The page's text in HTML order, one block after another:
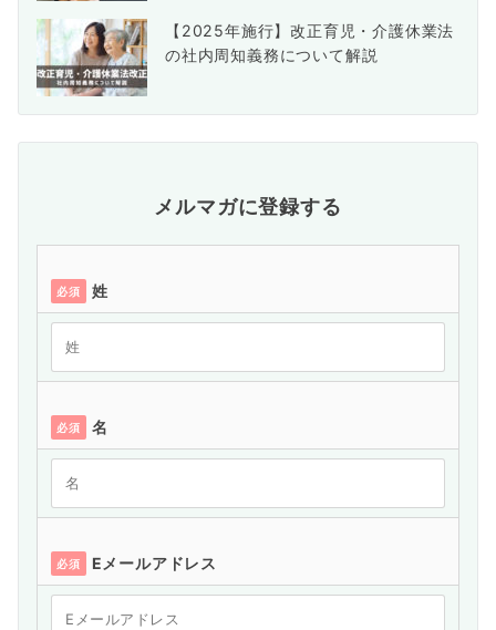
【2025年施行】改正育児・介護休業法
の社内周知義務について解説
メルマガに登録する
必須 姓
必須 名
必須 Eメールアドレス